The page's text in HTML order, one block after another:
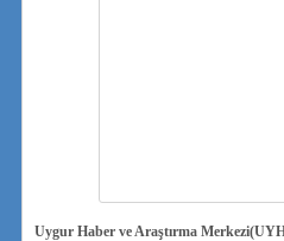
Uygur Haber ve Araştırma